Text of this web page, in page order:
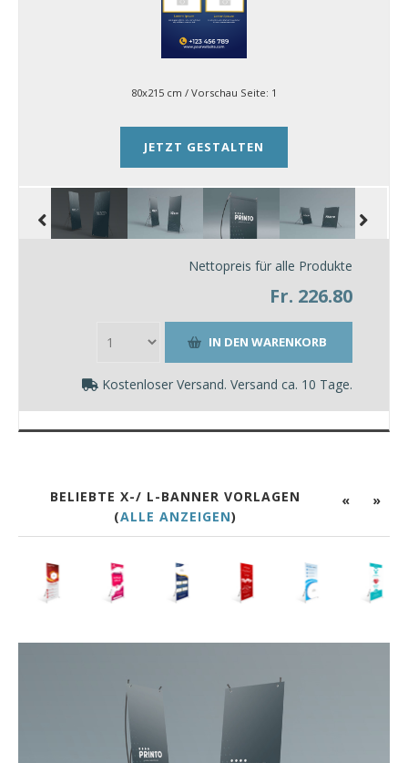
80x215 cm / Vorschau Seite: 1
JETZT GESTALTEN
Nettopreis für alle Produkte
Fr. 226.80
Kostenloser Versand. Versand ca. 10 Tage.
« »
BELIEBTE X-/ L-BANNER VORLAGEN
(ALLE ANZEIGEN)